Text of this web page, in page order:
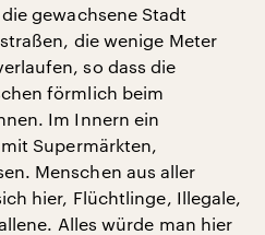
gewachsene Stadt
die wenige Meter
so dass die
förmlich beim
Im Innern ein
Supermärkten,
Menschen aus aller
hier, Flüchtlinge, Illegale,
Alles würde man hier